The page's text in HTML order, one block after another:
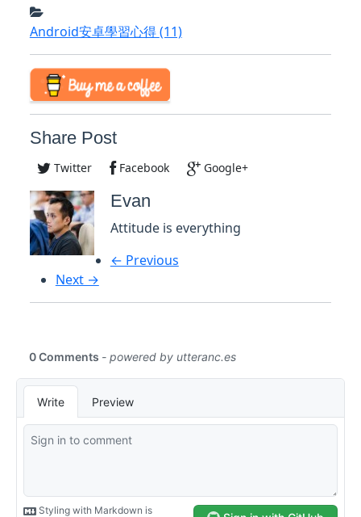
Android安卓學習心得(11)
Share Post
Twitter Facebook Google+
Evan
Attitude is everything
← Previous
Next →